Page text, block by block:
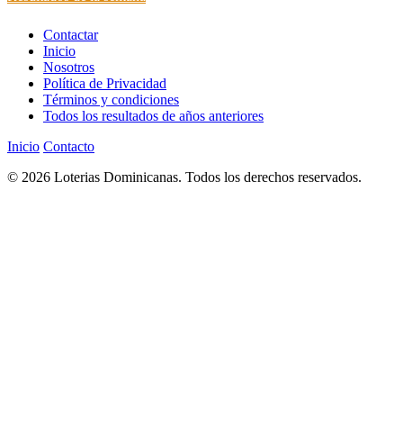
Contactar
Inicio
Nosotros
Política de Privacidad
Términos y condiciones
Todos los resultados de años anteriores
Inicio Contacto
© 2026 Loterias Dominicanas. Todos los derechos reservados.